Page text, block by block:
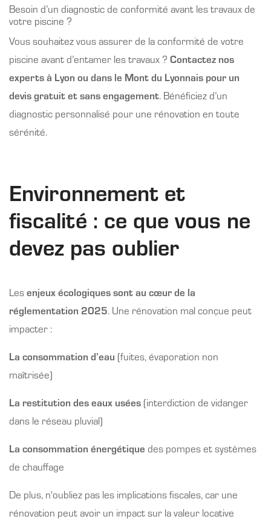
Besoin d’un diagnostic de conformité avant les travaux de
votre piscine ?
Vous souhaitez vous assurer de la conformité de votre
piscine avant d’entamer les travaux ? Contactez nos
experts à Lyon ou dans le Mont du Lyonnais pour un
devis gratuit et sans engagement. Bénéficiez d’un
diagnostic personnalisé pour une rénovation en toute
sérénité.
Environnement et
fiscalité : ce que vous ne
devez pas oublier
Lesenjeux écologiques sont au cœur de la
réglementation 2025. Une rénovation mal conçue peut
impacter :
La consommation d’eau (fuites, évaporation non
maîtrisée)
La restitution des eaux usées (interdiction de vidanger
dans le réseau pluvial)
La consommation énergétique des pompes et systèmes
de chauffage
De plus, n'oubliez pas les implications fiscales, car une
rénovation peut avoir un impact sur la valeur locative